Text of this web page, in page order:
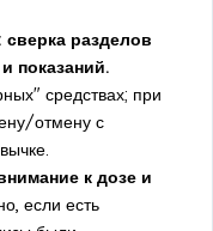
разделов
показаний.
средствах; при
отмену с
к дозе и
если есть